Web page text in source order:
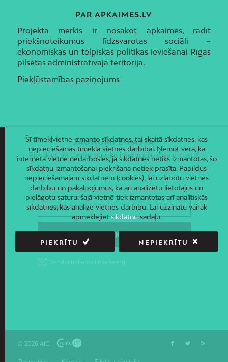
PAR APKAIMES.LV
Projekta mērķis ir nosakot apkaimes, radīt
priekšnoteikumus līdzsvarotas sociāli –
ekonomiskās un telpiskās politikas ieviešanai Rīgas
pilsētas administratīvajā teritorijā.
Piekļūstamības paziņojums
JAUNUMI E-PASTĀ
Piesakies un saņem jaunāko informāciju savā e-pastā!
© 2026 AIC
Šī tīmekļvietne izmanto sīkdatnes, tai skaitā sīkdatnes, kas
nepieciešamas tīmekļa vietnes darbībai. Ņemot vērā, ka
interneta vietne nedarbosies, ja sīkdatnes netiks izmantotas, šo
sīkdatņu izmantošanai piekrišana netiek prasīta. Papildus
nepieciešamajām sīkdatnēm (cookies), lai uzlabotu vietnes
darbību un pakalpojumus, kā arī analizētu lietotājus un
pielāgotu saturu, šajā vietnē tiek izmantotas arī analītiskās
sīkdatnes, kas analizē vietnes darbību. Lai uzzinātu vairāk
apmeklējietsīkdatņusadaļu.
PIEKRĪTU NEPIEKRĪTU